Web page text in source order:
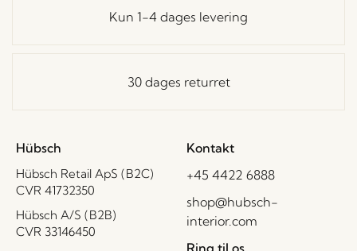
Kun 1-4 dages levering
30 dages returret
Hübsch
Hübsch Retail ApS (B2C)
CVR 41732350
Hübsch A/S (B2B)
CVR 33146450
Kontakt
+45 4422 6888
shop@hubsch-
interior.com
Ring til os